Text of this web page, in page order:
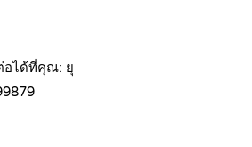
อได้ที่คุณ: ยุ